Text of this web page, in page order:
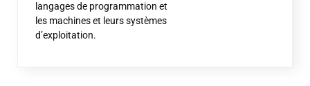
langages de programmation et
les machines et leurs systèmes
d’exploitation.